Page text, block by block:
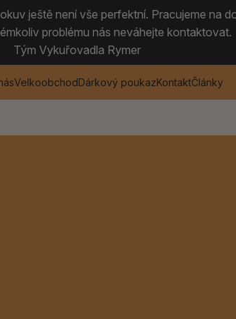
ještě není vše perfektní. Pracujeme na
problému nás neváhejte kontaktovat.
Tým Vykuřovadla Rymer
VelkoobchodDárkový poukazKontaktČlánky